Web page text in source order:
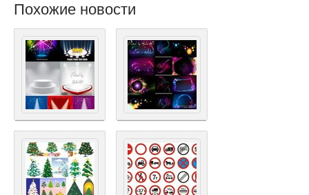
Похожие новости